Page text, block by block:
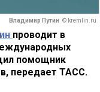
Владимир Путин © kremlin.ru
проводит в
помощник
передает ТАСС.